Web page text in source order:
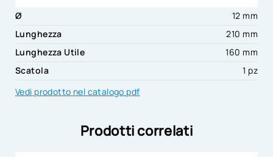
Ø
12 mm
Lunghezza
210 mm
Lunghezza Utile
160 mm
Scatola
1 pz
Vedi prodotto nel catalogo pdf
Prodotti correlati